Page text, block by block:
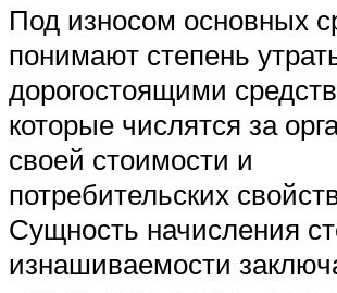
Под износом основных
понимают степень
дорогостоящими
которые числятся за
своей стоимости и
потребительских
Сущность начисления
изнашиваемости